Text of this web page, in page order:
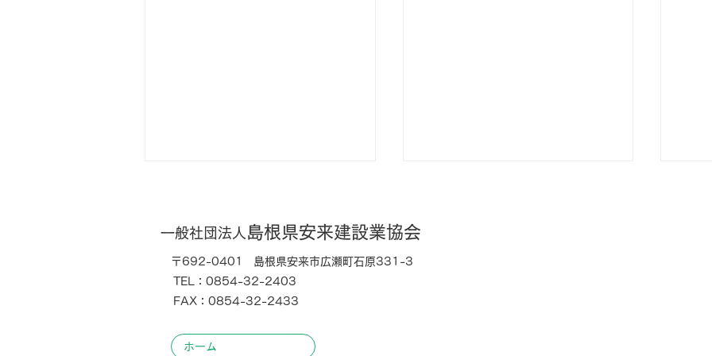
通常総会が終了しました
一般社団法人 島根県安来建設業協会
〒692-0401 島根県安来市広瀬町石原331-3
TEL：0854-32-2403
FAX：0854-32-2433
ホーム